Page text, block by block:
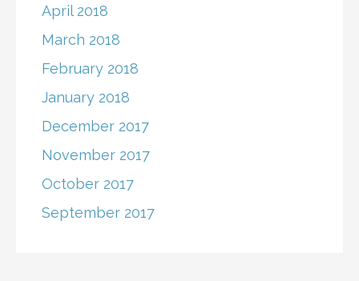
April 2018
March 2018
February 2018
January 2018
December 2017
November 2017
October 2017
September 2017